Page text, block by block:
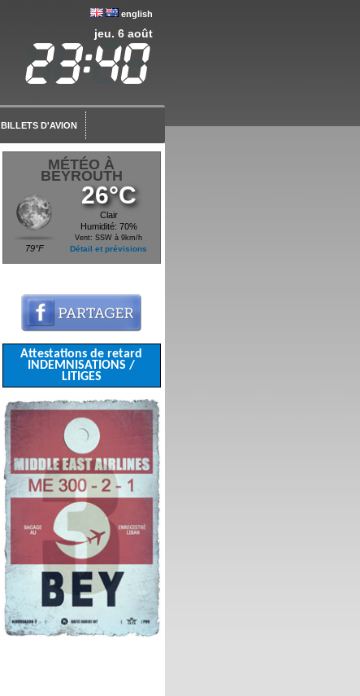
english
jeu. 6 août
BILLETS D'AVION
MÉTÉO À
BEYROUTH
79°F
26°C
Clair
Humidité: 70%
Vent: SSW à 9km/h
Détail et prévisions
Attestations de retard
INDEMNISATIONS /
LITIGES